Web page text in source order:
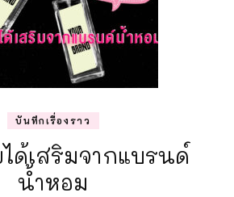
บันทึกเรื่องราว
ได้เสริมจากแบรนด์
น้ำหอม